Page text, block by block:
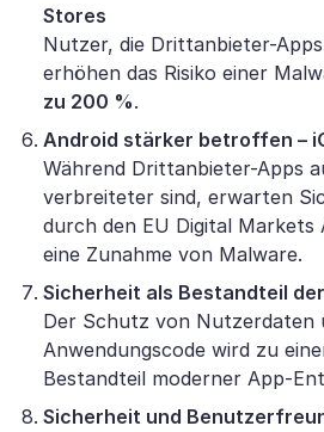
Stores
Nutzer, die Drittanbieter-
erhöhen das Risiko einer
zu 200 %.
Android stärker betroffen –
Während Drittanbieter-Apps
verbreiteter sind, erwarten
durch den EU Digital Markets
eine Zunahme von Malware.
Sicherheit als Bestandteil
Der Schutz von Nutzerdaten
Anwendungscode wird zu
Bestandteil moderner App-
Sicherheit und